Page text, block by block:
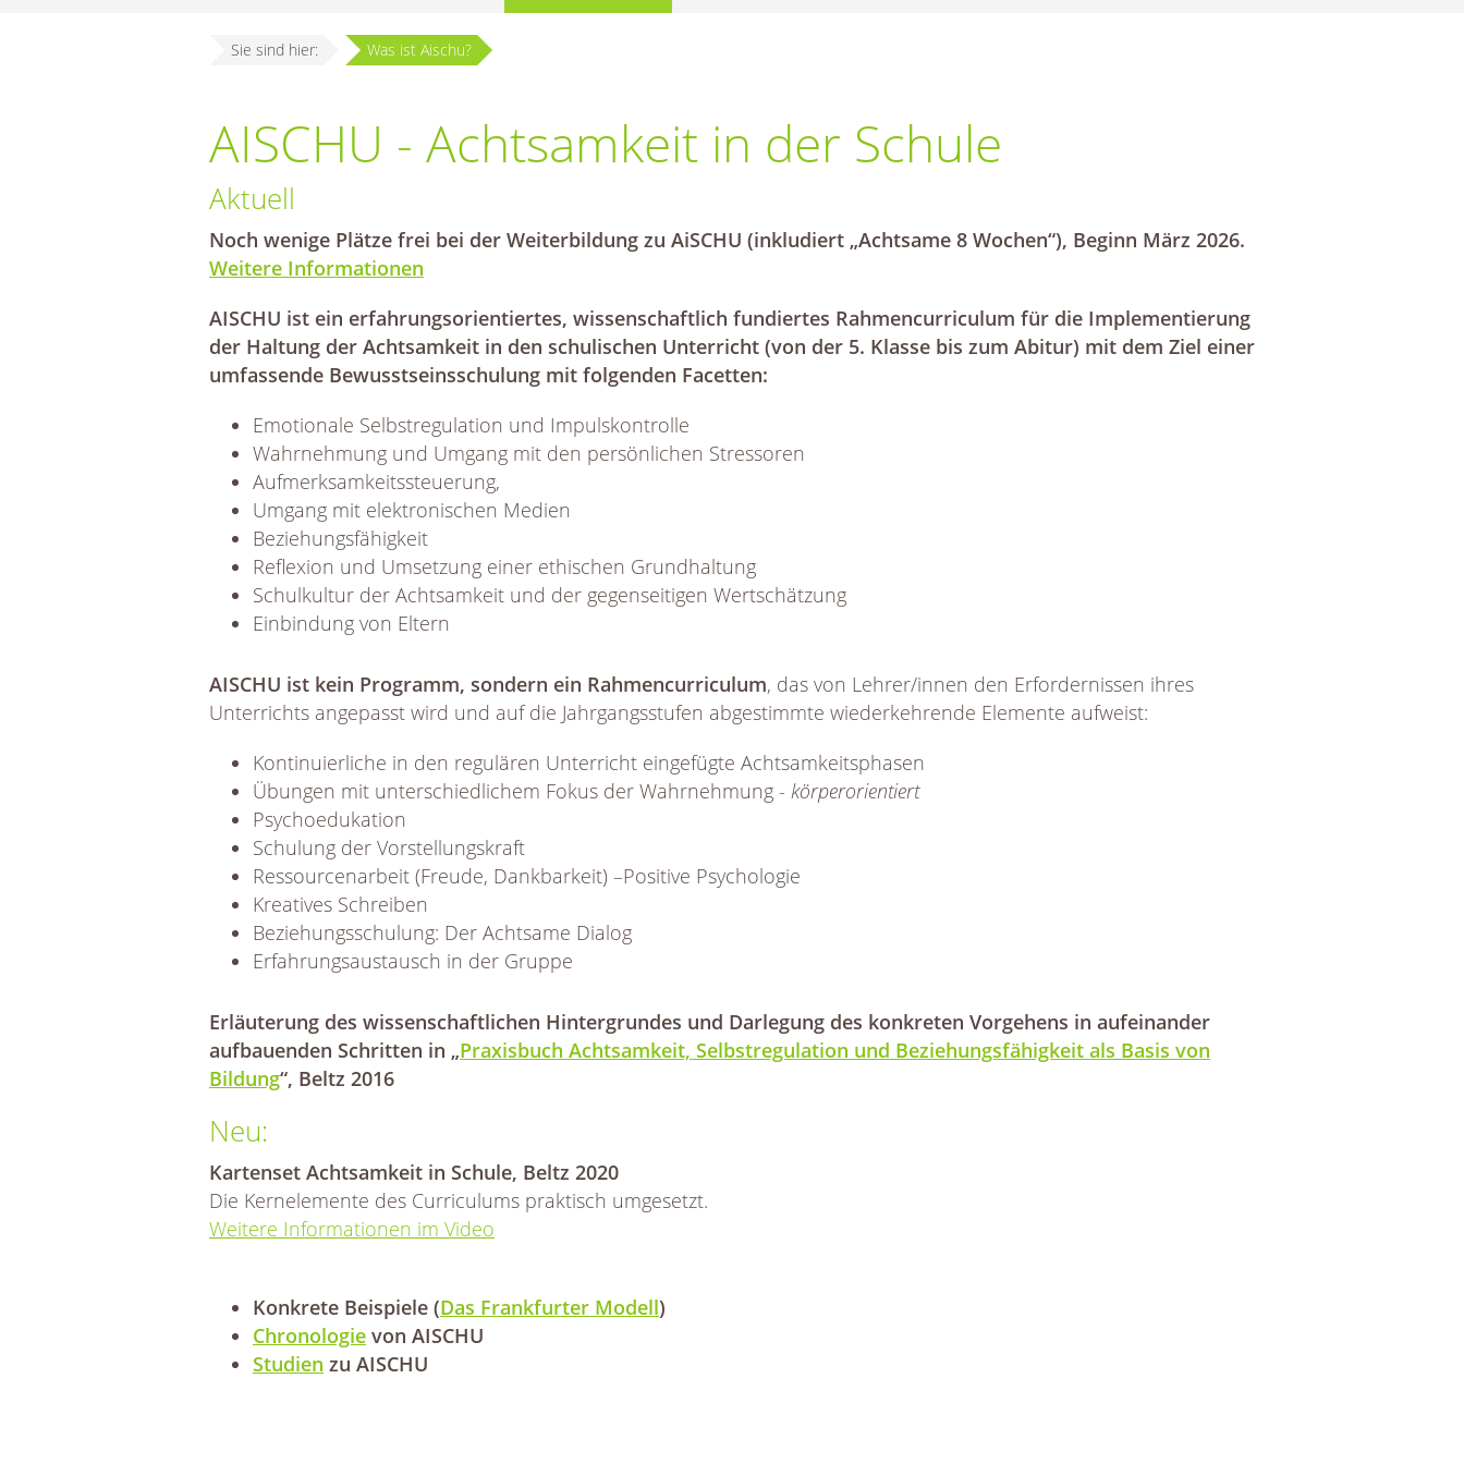
Sie sind hier: Was ist Aischu?
AISCHU - Achtsamkeit in der Schule
Aktuell
Noch wenige Plätze frei bei der Weiterbildung zu AiSCHU (inkludiert „Achtsame 8 Wochen“), Beginn März 2026.
Weitere Informationen
AISCHU ist ein erfahrungsorientiertes, wissenschaftlich fundiertes Rahmencurriculum für die Implementierung
der Haltung der Achtsamkeit in den schulischen Unterricht (von der 5. Klasse bis zum Abitur) mit dem Ziel einer
umfassende Bewusstseinsschulung mit folgenden Facetten:
Emotionale Selbstregulation und Impulskontrolle
Wahrnehmung und Umgang mit den persönlichen Stressoren
Aufmerksamkeitssteuerung,
Umgang mit elektronischen Medien
Beziehungsfähigkeit
Reflexion und Umsetzung einer ethischen Grundhaltung
Schulkultur der Achtsamkeit und der gegenseitigen Wertschätzung
Einbindung von Eltern
AISCHU ist kein Programm, sondern ein Rahmencurriculum, das von Lehrer/innen den Erfordernissen ihres
Unterrichts angepasst wird und auf die Jahrgangsstufen abgestimmte wiederkehrende Elemente aufweist:
Kontinuierliche in den regulären Unterricht eingefügte Achtsamkeitsphasen
Übungen mit unterschiedlichem Fokus der Wahrnehmung - körperorientiert
Psychoedukation
Schulung der Vorstellungskraft
Ressourcenarbeit (Freude, Dankbarkeit) –Positive Psychologie
Kreatives Schreiben
Beziehungsschulung: Der Achtsame Dialog
Erfahrungsaustausch in der Gruppe
Erläuterung des wissenschaftlichen Hintergrundes und Darlegung des konkreten Vorgehens in aufeinander
aufbauenden Schritten in „Praxisbuch Achtsamkeit, Selbstregulation und Beziehungsfähigkeit als Basis von
Bildung“, Beltz 2016
Neu:
Kartenset Achtsamkeit in Schule, Beltz 2020
Die Kernelemente des Curriculums praktisch umgesetzt.
Weitere Informationen im Video
Konkrete Beispiele (Das Frankfurter Modell)
Chronologie von AISCHU
Studien zu AISCHU